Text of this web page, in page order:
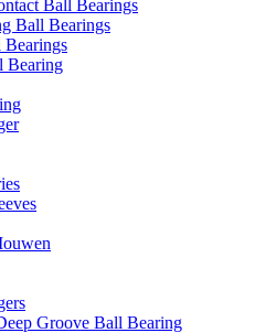
Ball Bearings
Ball Bearings
Bearing
Groove Ball Bearing